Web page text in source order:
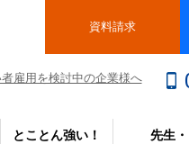
資料請求
雇用を検討中の企業様へ
とことん強い！
先生・